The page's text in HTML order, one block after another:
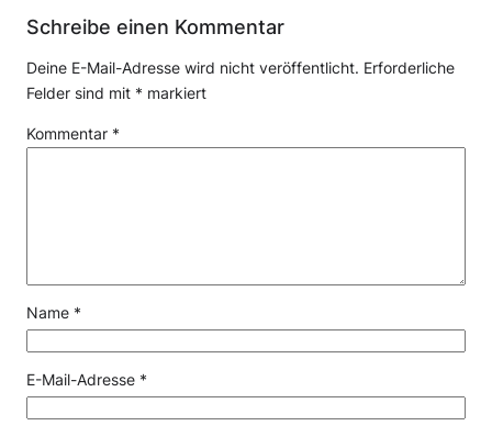
Schreibe einen Kommentar
Deine E-Mail-Adresse wird nicht veröffentlicht. Erforderliche
Felder sind mit * markiert
Kommentar *
Name *
E-Mail-Adresse *